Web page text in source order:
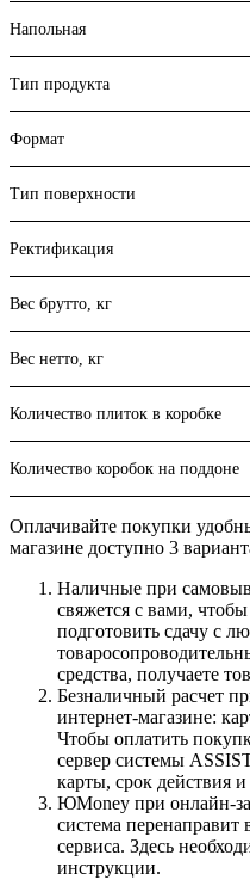
Напольная
Тип продукта
Формат
Тип поверхности
Ректификация
Вес брутто, кг
Вес нетто, кг
Количество плиток в коробке
Количество коробок на поддоне
Оплачивайте покупки
магазине доступно 3
Наличные при
свяжется с вами,
подготовить сдачу с
средства, получаете
Безналичный расчет
интернет-магазине:
Чтобы оплатить
сервер системы
карты, срок действия
ЮMoney при онлайн-
система перенаправит
сервиса. Здесь
инструкции.